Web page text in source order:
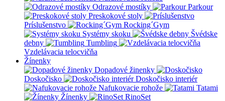
Odrazové mostíky
Parkour
Preskokové stoly
Príslušenstvo
Rocking´Gym
Systémy skoku
Švédske
debny
Tumbling
Vzdelávacia telocvičňa
Žínenky
Dopadové žinenky
Doskočisko
Doskočisko interiér
Nafukovacie rohože
Tatami
Žínenky
RinoSet